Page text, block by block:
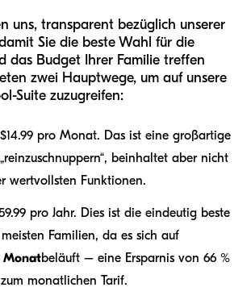
uns, transparent bezüglich unserer
Sie die beste Wahl für die
das Budget Ihrer Familie treffen
zwei Hauptwege, um auf unsere
Suite zuzugreifen:
$14.99 pro Monat. Das ist eine großartige
beinhaltet aber nicht
wertvollsten Funktionen.
pro Jahr. Dies ist die eindeutig beste
Familien, da es sich auf
Monatbeläuft – eine Ersparnis von 66 %
monatlichen Tarif.